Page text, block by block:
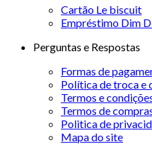
Cartão Le biscuit
Empréstimo Dim
Perguntas e Respostas
Formas de
Política de troca e
Termos e
Termos de
Politica de
Mapa do site